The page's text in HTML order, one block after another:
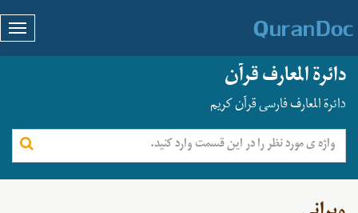
دائرة المعارف قرآن
دائرة المعارف فارسی قرآن کریم